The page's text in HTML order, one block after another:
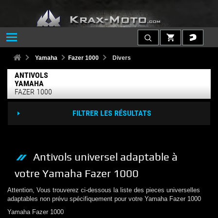
Yamaha Fazer 1000 Divers
ANTIVOLS
YAMAHA
FAZER 1000
FILTRER LES RÉSULTATS
Antivols universel adaptable à
votre Yamaha Fazer 1000
Attention, Vous trouverez ci-dessous la liste des pieces universelles
adaptables non prévu spécifiquement pour votre Yamaha Fazer 1000
Yamaha Fazer 1000